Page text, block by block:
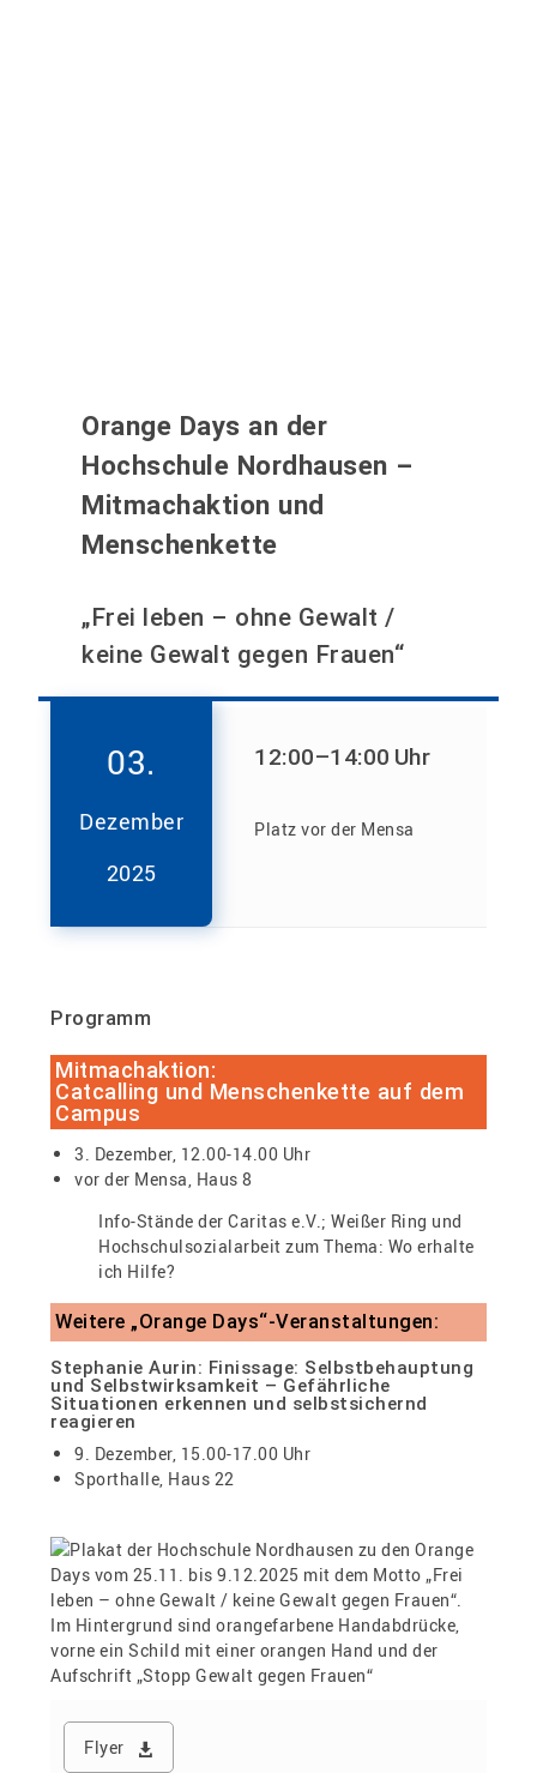
Orange Days an der
Hochschule Nordhausen –
Mitmachaktion und
Menschenkette
„Frei leben – ohne Gewalt /
keine Gewalt gegen Frauen“
03.
Dezember
2025
12:00–14:00 Uhr
Platz vor der Mensa
Programm
Mitmachaktion:
Catcalling und Menschenkette auf dem
Campus
3. Dezember, 12.00-14.00 Uhr
vor der Mensa, Haus 8
Info-Stände der Caritas e.V.; Weißer Ring und
Hochschulsozialarbeit zum Thema: Wo erhalte
ich Hilfe?
Weitere „Orange Days“-Veranstaltungen:
Stephanie Aurin: Finissage: Selbstbehauptung
und Selbstwirksamkeit – Gefährliche
Situationen erkennen und selbstsichernd
reagieren
9. Dezember, 15.00-17.00 Uhr
Sporthalle, Haus 22
Flyer